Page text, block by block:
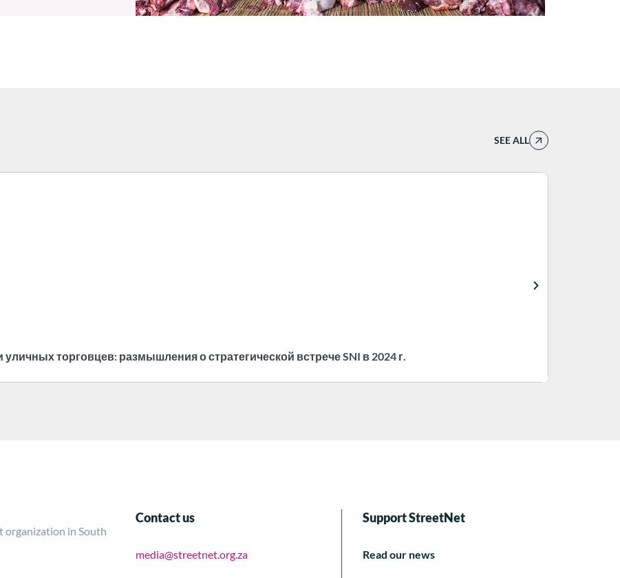
SEE ALL
торговцев: размышления о стратегической встрече SNI в 2024 г.
organization in South
Contact us
media@streetnet.org.za
Support StreetNet
Read our news